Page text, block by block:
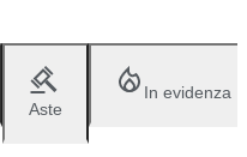
Aste
In evidenza